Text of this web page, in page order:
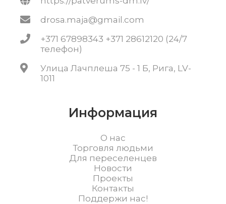
drosa.maja@gmail.com
+371 67898343 +371 28612120 (24/7
телефон)
Улица Лачплеша 75 - 1 Б, Рига, LV-
1011
Информация
О нас
Торговля людьми
Для переселенцев
Новости
Проекты
Контакты
Поддержи нас!